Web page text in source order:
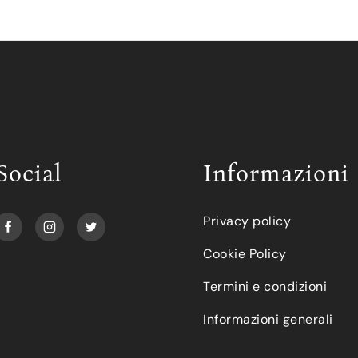
Informazioni
Privacy policy
Cookie Policy
Termini e condizioni
Informazioni generali